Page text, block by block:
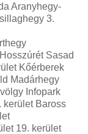
Aranyhegy-
3.
Sasad
Kőérberek
Madárhegy
Infopark
kerület Baross
19. kerület